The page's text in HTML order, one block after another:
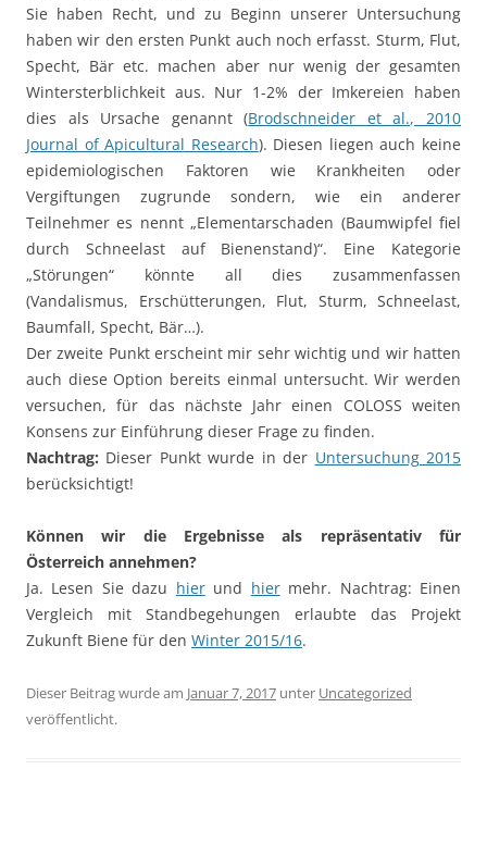
Sie haben Recht, und zu Beginn unserer Untersuchung
haben wir den ersten Punkt auch noch erfasst. Sturm, Flut,
Specht, Bär etc. machen aber nur wenig der gesamten
Wintersterblichkeit aus. Nur 1-2% der Imkereien haben
dies als Ursache genannt (Brodschneider et al., 2010
Journal of Apicultural Research). Diesen liegen auch keine
epidemiologischen Faktoren wie Krankheiten oder
Vergiftungen zugrunde sondern, wie ein anderer
Teilnehmer es nennt „Elementarschaden (Baumwipfel fiel
durch Schneelast auf Bienenstand)“. Eine Kategorie
„Störungen“ könnte all dies zusammenfassen
(Vandalismus, Erschütterungen, Flut, Sturm, Schneelast,
Baumfall, Specht, Bär…).
Der zweite Punkt erscheint mir sehr wichtig und wir hatten
auch diese Option bereits einmal untersucht. Wir werden
versuchen, für das nächste Jahr einen COLOSS weiten
Konsens zur Einführung dieser Frage zu finden.
Nachtrag: Dieser Punkt wurde in der Untersuchung 2015
berücksichtigt!
Können wir die Ergebnisse als repräsentativ für
Österreich annehmen?
Ja. Lesen Sie dazu hierund hiermehr. Nachtrag: Einen
Vergleich mit Standbegehungen erlaubte das Projekt
Zukunft Biene für den Winter 2015/16.
Dieser Beitrag wurde am Januar 7, 2017 unter Uncategorized
veröffentlicht.